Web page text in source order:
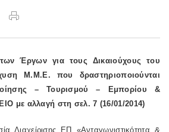
Έργων για τους Δικαιούχους του
Μ.Μ.Ε. που δραστηριοποιούνται
– Τουρισμού – Εμπορίου &
με αλλαγή στη σελ. 7 (16/01/2014)
Διαχείρισης ΕΠ «Ανταγωνιστικότητα &